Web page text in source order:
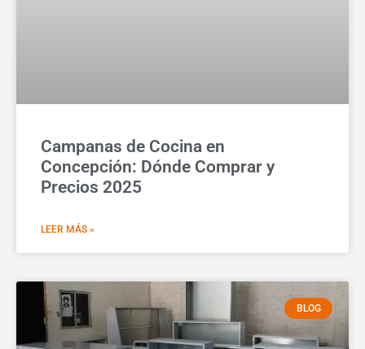
Campanas de Cocina en
Concepción: Dónde Comprar y
Precios 2025
LEER MÁS »
BLOG